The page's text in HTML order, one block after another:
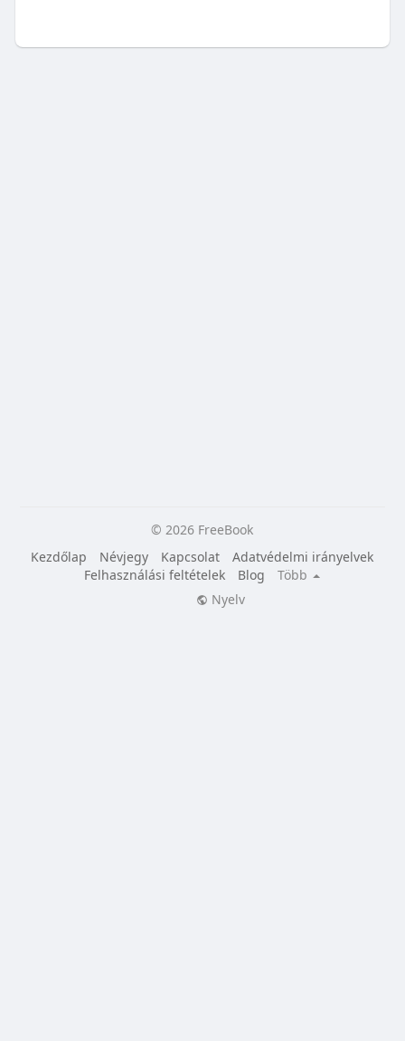
© 2026 FreeBook
Kezdőlap
Névjegy Kapcsolat
Adatvédelmi irányelvek
Felhasználási feltételek
Blog
Több
Nyelv